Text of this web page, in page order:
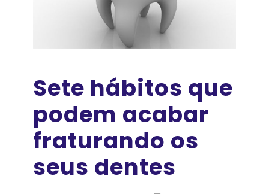
Sete hábitos que
podem acabar
fraturando os
seus dentes